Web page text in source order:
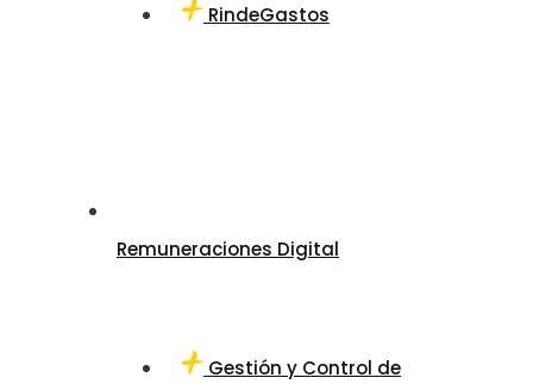
RindeGastos
Remuneraciones Digital
Gestión y Control de